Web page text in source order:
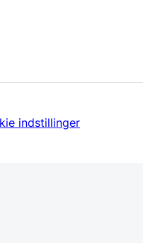
indstillinger